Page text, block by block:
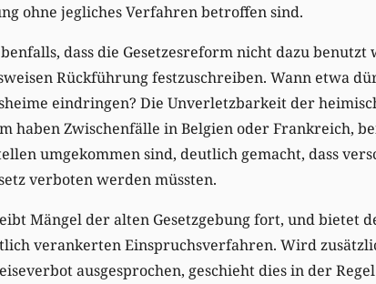
ohne jegliches Verfahren betroffen sind.
dass die Gesetzesreform nicht dazu
Rückführung festzuschreiben. Wann etwa
eindringen? Die Unverletzbarkeit der
haben Zwischenfälle in Belgien oder Frankreich,
umgekommen sind, deutlich gemacht, dass
verboten werden müssten.
Mängel der alten Gesetzgebung fort, und bietet
verankerten Einspruchsverfahren. Wird
ausgesprochen, geschieht dies in der